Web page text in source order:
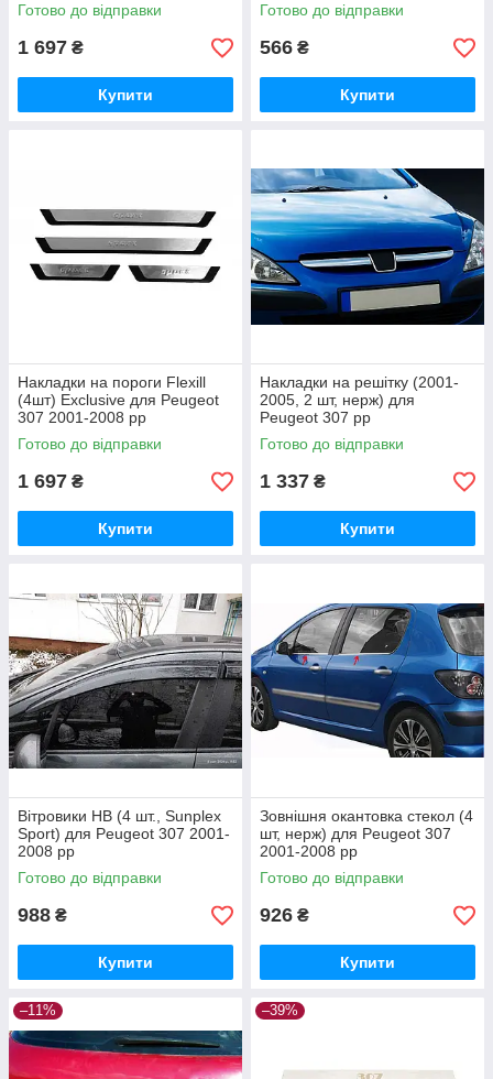
Готово до відправки
1 697 ₴
Купити
Готово до відправки
566 ₴
Купити
Накладки на пороги Flexill
(4шт) Exclusive для Peugeot
307 2001-2008 рр
Готово до відправки
1 697 ₴
Купити
Накладки на решітку (2001-
2005, 2 шт, нерж) для
Peugeot 307 рр
Готово до відправки
1 337 ₴
Купити
Вітровики HB (4 шт., Sunplex
Sport) для Peugeot 307 2001-
2008 рр
Готово до відправки
988 ₴
Купити
Зовнішня окантовка стекол (4
шт, нерж) для Peugeot 307
2001-2008 рр
Готово до відправки
926 ₴
Купити
–11% –39%